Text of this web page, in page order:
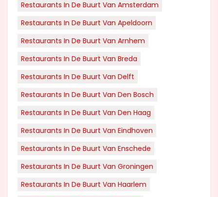
Restaurants In De Buurt Van Amsterdam
Restaurants In De Buurt Van Apeldoorn
Restaurants In De Buurt Van Arnhem
Restaurants In De Buurt Van Breda
Restaurants In De Buurt Van Delft
Restaurants In De Buurt Van Den Bosch
Restaurants In De Buurt Van Den Haag
Restaurants In De Buurt Van Eindhoven
Restaurants In De Buurt Van Enschede
Restaurants In De Buurt Van Groningen
Restaurants In De Buurt Van Haarlem